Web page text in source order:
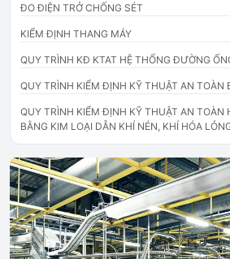
ĐO ĐIỆN TRỞ CHỐNG SÉT
KIỂM ĐỊNH THANG MÁY
QUY TRÌNH KĐ KTAT HỆ THỐNG ĐƯỜNG
QUY TRÌNH KIỂM ĐỊNH KỸ THUẬT AN TOÀN
QUY TRÌNH KIỂM ĐỊNH KỸ THUẬT AN TOÀN
BẰNG KIM LOẠI DẪN KHÍ NÉN, KHÍ HÓA